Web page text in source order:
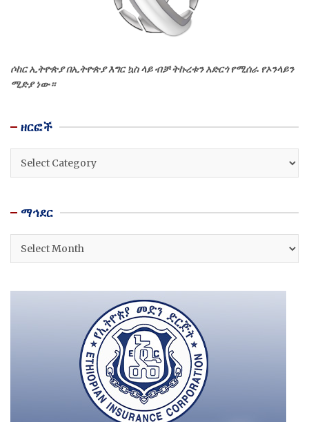
ሶከር ኢትዮጵያ በኢትዮጵያ እግር ኳስ ላይ ብቻ ትኩረቱን አድርጎ የሚሰራ የኦንላይን
ሚድያ ነው።
ዘርፎች
ዘርፎች
ማኅደር
ማኅደር